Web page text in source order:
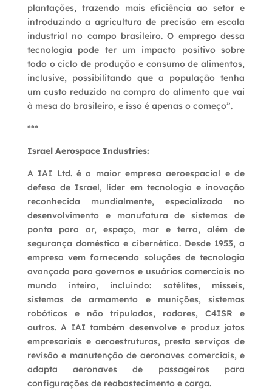
plantações, trazendo mais eficiência ao setor e
introduzindo a agricultura de precisão em escala
industrial no campo brasileiro. O emprego dessa
tecnologia pode ter um impacto positivo sobre
todo o ciclo de produção e consumo de alimentos,
inclusive, possibilitando que a população tenha
um custo reduzido na compra do alimento que vai
à mesa do brasileiro, e isso é apenas o começo”.
***
Israel Aerospace Industries:
A IAI Ltd. é a maior empresa aeroespacial e de
defesa de Israel, líder em tecnologia e inovação
reconhecida mundialmente, especializada no
desenvolvimento e manufatura de sistemas de
ponta para ar, espaço, mar e terra, além de
segurança doméstica e cibernética. Desde 1953, a
empresa vem fornecendo soluções de tecnologia
avançada para governos e usuários comerciais no
mundo inteiro, incluindo: satélites, mísseis,
sistemas de armamento e munições, sistemas
robóticos e não tripulados, radares, C4ISR e
outros. A IAI também desenvolve e produz jatos
empresariais e aeroestruturas, presta serviços de
revisão e manutenção de aeronaves comerciais, e
adapta aeronaves de passageiros para
configurações de reabastecimento e carga.